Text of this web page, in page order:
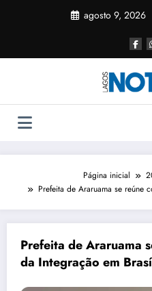
agosto 9, 2026
Página inicial
Prefeita de Araruama se reúne
Prefeita de Araruama
da Integração em